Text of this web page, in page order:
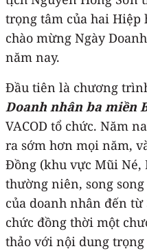
trọng tâm của hai Hiệp
chào mừng Ngày
năm nay.
Đầu tiên là chương
Doanh nhân ba miền
VACOD tổ chức. Năm
ra sớm hơn mọi năm,
Đồng (khu vực Mũi Né,
thường niên, song
của doanh nhân đến
chức đồng thời một
thảo với nội dung